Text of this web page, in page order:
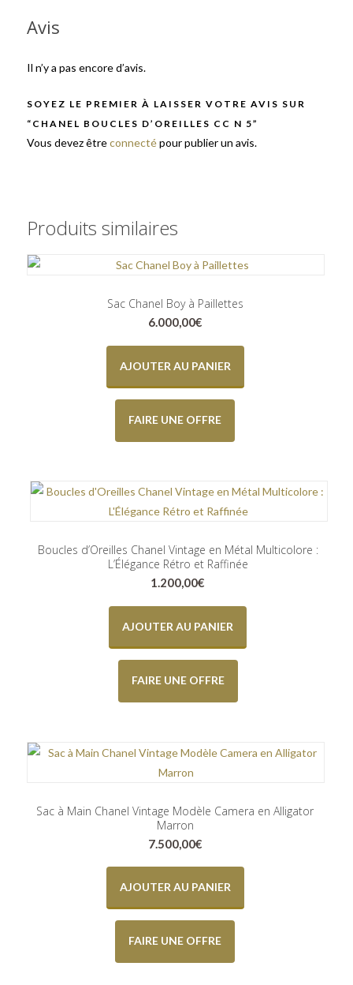
Avis
Il n’y a pas encore d’avis.
SOYEZ LE PREMIER À LAISSER VOTRE AVIS SUR
“CHANEL BOUCLES D’OREILLES CC N 5”
Vous devez êtreconnectépour publier un avis.
Produits similaires
Sac Chanel Boy à Paillettes
6.000,00€
AJOUTER AU PANIER
FAIRE UNE OFFRE
Boucles d’Oreilles Chanel Vintage en Métal Multicolore :
L’Élégance Rétro et Raffinée
1.200,00€
AJOUTER AU PANIER
FAIRE UNE OFFRE
Sac à Main Chanel Vintage Modèle Camera en Alligator
Marron
7.500,00€
AJOUTER AU PANIER
FAIRE UNE OFFRE